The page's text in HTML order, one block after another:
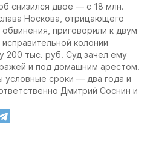
снизился двое — с 18 млн.
Носкова, отрицающего
приговорили к двум
колонии
тыс. руб. Суд зачел ему
и под домашним арестом.
условные сроки — два года и
Дмитрий Соснин и